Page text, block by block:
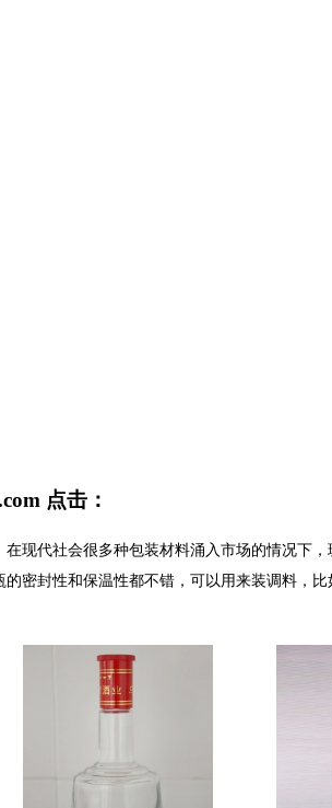
点击：
现代社会很多种包装材料涌入市场的情况下
密封性和保温性都不错，可以用来装调料，